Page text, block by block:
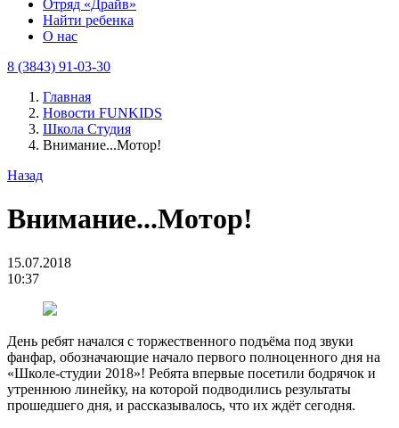
Отряд «Драйв»
Найти ребенка
О нас
8 (3843) 91-03-30
Главная
Новости FUNKIDS
Школа Студия
Внимание...Мотор!
Назад
Внимание...Мотор!
15.07.2018
10:37
День ребят начался с торжественного подъёма под звуки
фанфар, обозначающие начало первого полноценного дня на
«Школе-студии 2018»! Ребята впервые посетили бодрячок и
утреннюю линейку, на которой подводились результаты
прошедшего дня, и рассказывалось, что их ждёт сегодня.